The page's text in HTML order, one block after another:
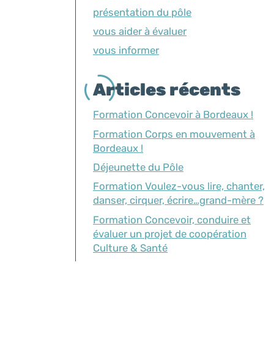
présentation du pôle
vous aider à évaluer
vous informer
Articles récents
Formation Concevoir à Bordeaux !
Formation Corps en mouvement à
Bordeaux !
Déjeunette du Pôle
Formation Voulez-vous lire, chanter,
danser, cirquer, écrire…grand-mère ?
Formation Concevoir, conduire et
évaluer un projet de coopération
Culture & Santé